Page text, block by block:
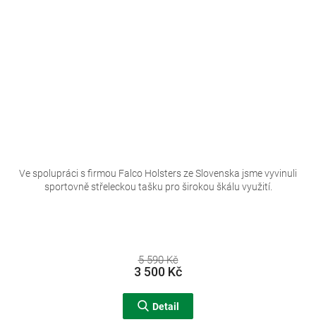
5 590 Kč
3 500 Kč
Detail
Ve spolupráci s firmou Falco Holsters ze Slovenska jsme vyvinuli
sportovně střeleckou tašku pro širokou škálu využití.